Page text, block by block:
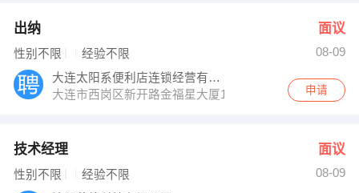
出纳 面议
性别不限 经验不限
08-09
大连太阳系便利店连锁经营有限公司
大连市西岗区新开路金福星大厦1905室
申请
技术经理 面议
性别不限 经验不限
08-09